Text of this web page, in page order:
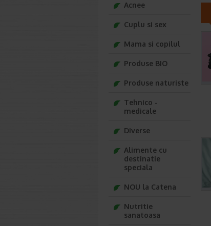
Acnee
Cuplu si sex
Mama si copilul
Produse BIO
Produse naturiste
Tehnico -
medicale
Diverse
Alimente cu
destinatie
speciala
NOU la Catena
Nutritie
sanatoasa